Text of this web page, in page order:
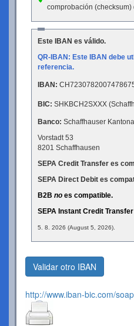
comprobación (checksum)
Este IBAN es válido.
QR-IBAN: Este IBAN debe
referencia.
IBAN:
BIC: SHKBCH2SXXX
Banco: Schaffhauser
Vorstadt 53
8201 Schaffhausen
SEPA Credit Transfer es
SEPA Direct Debit es
B2B no es compatible.
SEPA Instant Credit Transfer
5. 8. 2026 (August 5, 2026).
Validar otro IBAN
http://www.iban-bic.com/